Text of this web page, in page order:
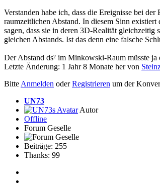
Verstanden habe ich, dass die Ereignisse bei
raumzeitlichen Abstand. In diesem Sinn
sagen, dass sie in deren 3D-Realität
gleichen Abstands. Ist das denn eine falsche
Der Abstand ds² im Minkowski-Raum müsste
Letzte Änderung: 1 Jahr 8 Monate her von
Bitte Anmelden oderRegistrieren um der
UN73
Autor
Offline
Forum Geselle
Beiträge: 255
Thanks: 99